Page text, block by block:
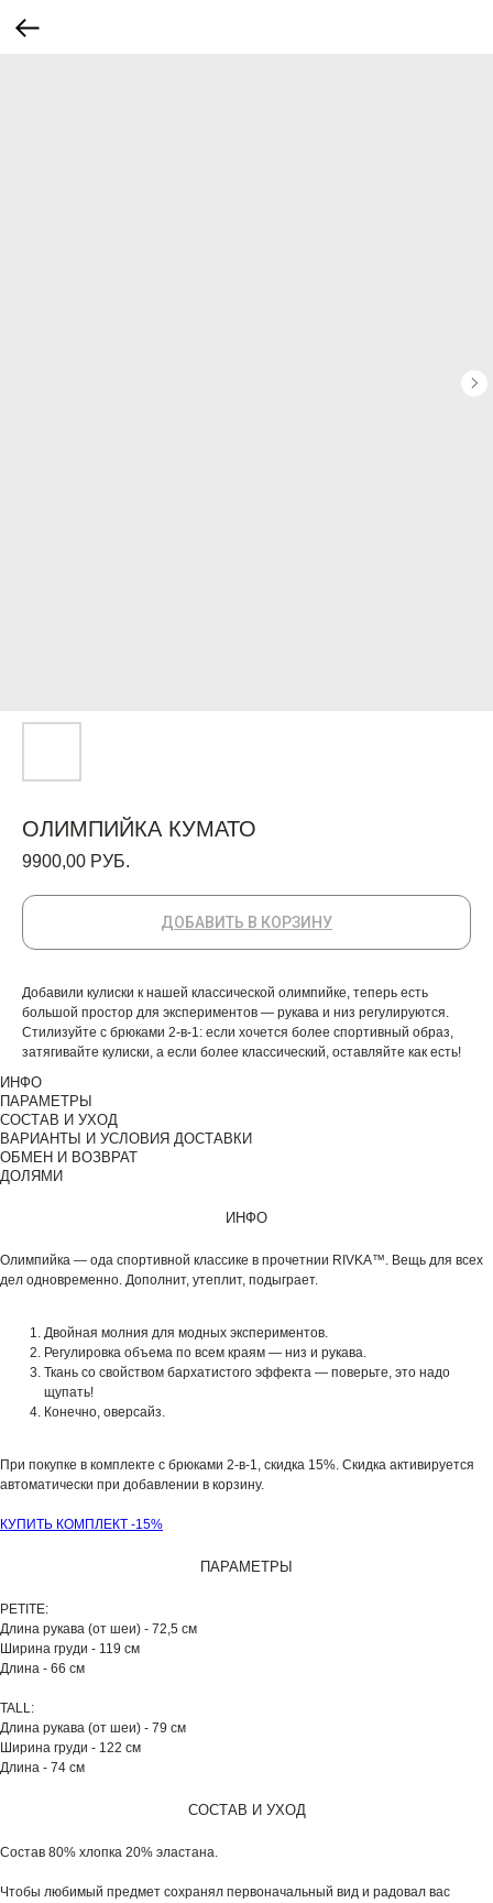
ОЛИМПИЙКА КУМАТО
9900,00 РУБ.
ДОБАВИТЬ В КОРЗИНУ
Добавили кулиски к нашей классической олимпийке, теперь есть
большой простор для экспериментов — рукава и низ регулируются.
Стилизуйте с брюками 2-в-1: если хочется более спортивный образ,
затягивайте кулиски, а если более классический, оставляйте как есть!
ИНФО
ПАРАМЕТРЫ
СОСТАВ И УХОД
ВАРИАНТЫ И УСЛОВИЯ ДОСТАВКИ
ОБМЕН И ВОЗВРАТ
ДОЛЯМИ
ИНФО
Олимпийка — ода спортивной классике в прочетнии RIVKA™. Вещь для всех
дел одновременно. Дополнит, утеплит, подыграет.
Двойная молния для модных экспериментов.
Регулировка объема по всем краям — низ и рукава.
Ткань со свойством бархатистого эффекта — поверьте, это надо
щупать!
Конечно, оверсайз.
При покупке в комплекте с брюками 2-в-1, скидка 15%. Скидка активируется
автоматически при добавлении в корзину.
КУПИТЬ КОМПЛЕКТ -15%
ПАРАМЕТРЫ
PETITE:
Длина рукава (от шеи) - 72,5 см
Ширина груди - 119 см
Длина - 66 см
TALL:
Длина рукава (от шеи) - 79 см
Ширина груди - 122 см
Длина - 74 см
СОСТАВ И УХОД
Состав 80% хлопка 20% эластана.
Чтобы любимый предмет сохранял первоначальный вид и радовал вас